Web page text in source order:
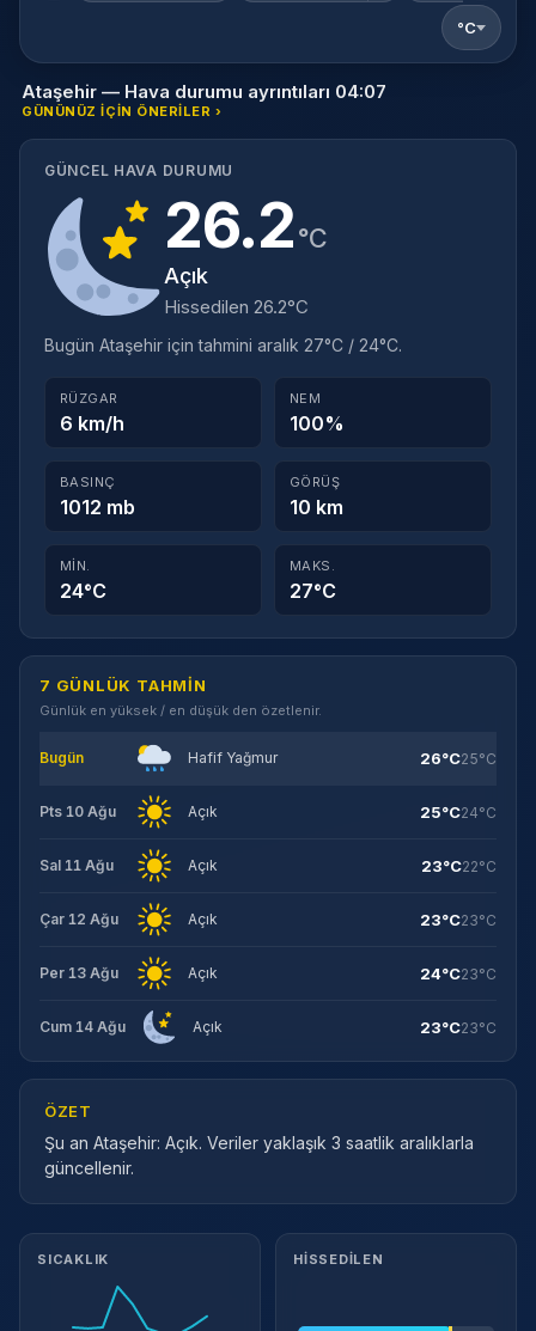
°C
Ataşehir — Hava durumu ayrıntıları 04:07
GÜNÜNÜZ IÇIN ÖNERILER ›
GÜNCEL HAVA DURUMU
26.2°C
Açık
Hissedilen 26.2°C
Bugün Ataşehir için tahmini aralık 27°C / 24°C.
RÜZGAR
6 km/h
NEM
100%
BASINÇ
1012 mb
GÖRÜŞ
10 km
MIN.
24°C
MAKS.
27°C
7 GÜNLÜK TAHMIN
Günlük en yüksek / en düşük den özetlenir.
Bugün Hafif Yağmur 26°C25°C
Pts 10 Ağu Açık 25°C24°C
Sal 11 Ağu Açık 23°C22°C
Çar 12 Ağu Açık 23°C23°C
Per 13 Ağu Açık 24°C23°C
Cum 14 Ağu Açık 23°C23°C
ÖZET
Şu an Ataşehir: Açık. Veriler yaklaşık 3 saatlik aralıklarla
güncellenir.
Meteorolojik ayrıntılar
SICAKLIK HISSEDILEN